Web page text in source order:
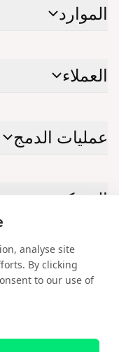
analyse site
By clicking
to our use of
الموارد
العملاء
عمليات الدمج
الشركة
الاتصال بنا